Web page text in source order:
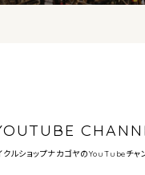
クルショップナカゴヤのYouTubeチャ